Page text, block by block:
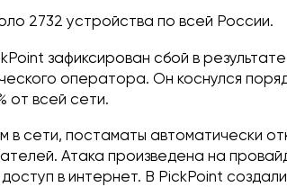
2732 устройства по всей России.
зафиксирован сбой в
оператора. Он коснулся
от всей сети.
в сети, постаматы автоматически
Атака произведена на
в интернет. В PickPoint